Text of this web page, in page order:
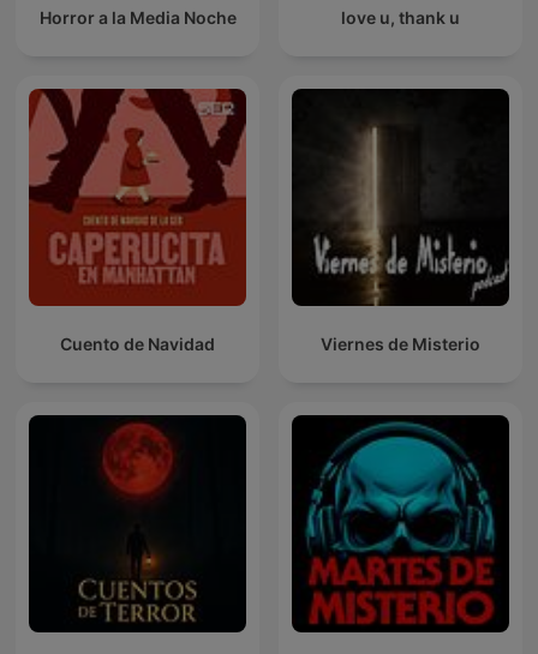
Horror a la Media Noche love u, thank u
Cuento de Navidad Viernes de Misterio